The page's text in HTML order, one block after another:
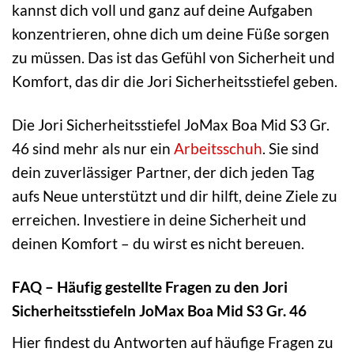
kannst dich voll und ganz auf deine Aufgaben
konzentrieren, ohne dich um deine Füße sorgen
zu müssen. Das ist das Gefühl von Sicherheit und
Komfort, das dir die Jori Sicherheitsstiefel geben.
Die Jori Sicherheitsstiefel JoMax Boa Mid S3 Gr.
46 sind mehr als nur ein Arbeitsschuh. Sie sind
dein zuverlässiger Partner, der dich jeden Tag
aufs Neue unterstützt und dir hilft, deine Ziele zu
erreichen. Investiere in deine Sicherheit und
deinen Komfort – du wirst es nicht bereuen.
FAQ – Häufig gestellte Fragen zu den Jori
Sicherheitsstiefeln JoMax Boa Mid S3 Gr. 46
Hier findest du Antworten auf häufige Fragen zu